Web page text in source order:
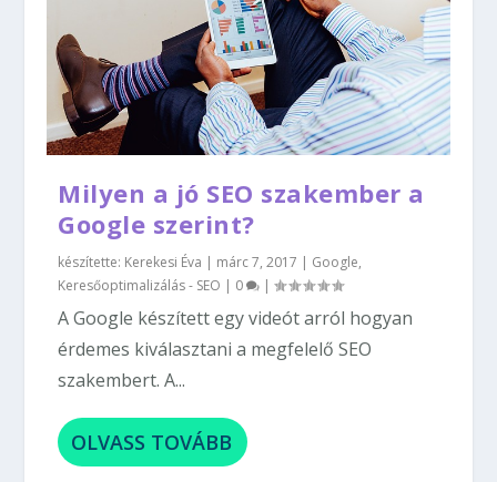
Milyen a jó SEO szakember a
Google szerint?
készítette: Kerekesi Éva | márc 7, 2017 | Google,
Keresőoptimalizálás - SEO | 0 |
A Google készített egy videót arról hogyan
érdemes kiválasztani a megfelelő SEO
szakembert. A...
OLVASS TOVÁBB